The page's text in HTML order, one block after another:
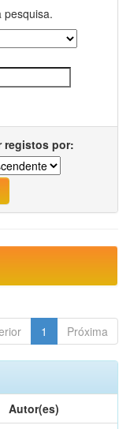
pesquisa.
registos por:
1 Próxima
Autor(es)